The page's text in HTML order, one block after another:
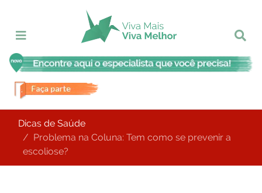
Dicas de Saúde
Problema na Coluna: Tem como se prevenir a
escoliose?